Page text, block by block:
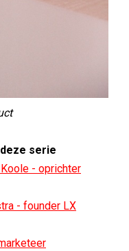
serie
- oprichter
- founder LX